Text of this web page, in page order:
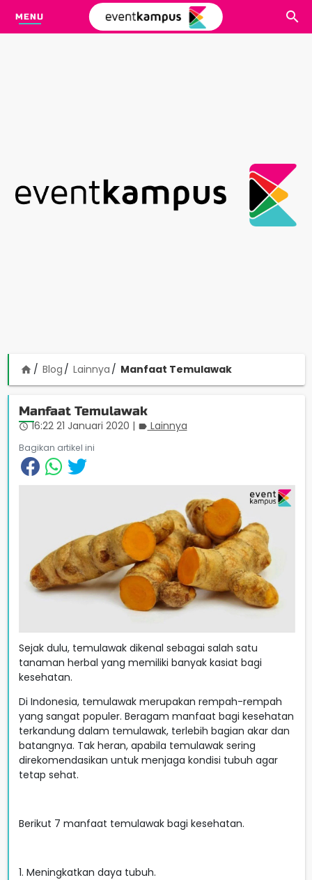
MENU
home Blog Lainnya Manfaat Temulawak
Manfaat Temulawak
access_time 16:22 21 Januari 2020 | label Lainnya
Bagikan artikel ini
Sejak dulu, temulawak dikenal sebagai salah satu
tanaman herbal yang memiliki banyak kasiat bagi
kesehatan.
Di Indonesia, temulawak merupakan rempah-rempah
yang sangat populer. Beragam manfaat bagi kesehatan
terkandung dalam temulawak, terlebih bagian akar dan
batangnya. Tak heran, apabila temulawak sering
direkomendasikan untuk menjaga kondisi tubuh agar
tetap sehat.
Berikut 7 manfaat temulawak bagi kesehatan.
1. Meningkatkan daya tubuh.